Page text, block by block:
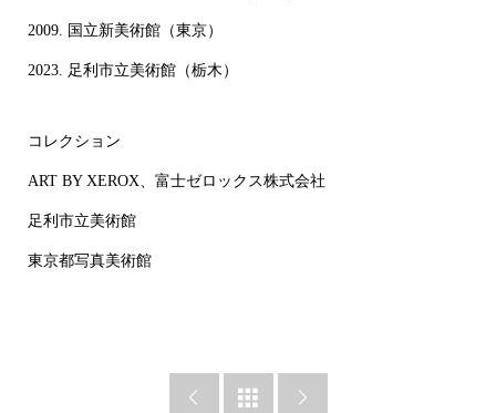
2009. 国立新美術館（東京）
2023. 足利市立美術館（栃木）
コレクション
ART BY XEROX、富士ゼロックス株式会社
足利市立美術館
東京都写真美術館
  